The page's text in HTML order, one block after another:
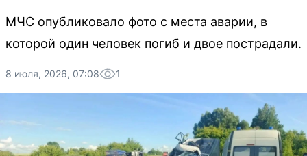
МЧС опубликовало фото с места аварии, в
которой один человек погиб и двое пострадали.
8 июля, 2026, 07:08 1